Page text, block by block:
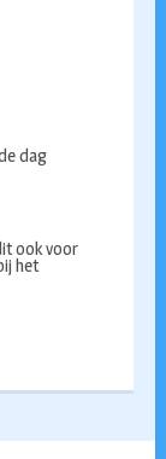
dag
ook voor
het